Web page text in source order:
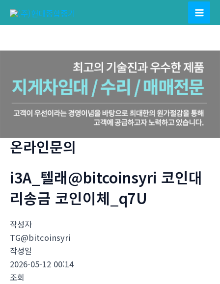
Main
온라인문의
i3A_텔래@bitcoinsyri 코인대
리송금 코인이체_q7U
작성자
TG@bitcoinsyri
작성일
2026-05-12 00:14
조회